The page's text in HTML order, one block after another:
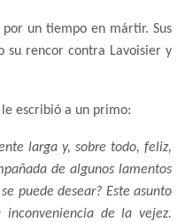
un tiempo en mártir. Sus
su rencor contra Lavoisier y
escribió a un primo:
larga y, sobre todo, feliz,
de algunos lamentos
puede desear? Este asunto
de la vejez.